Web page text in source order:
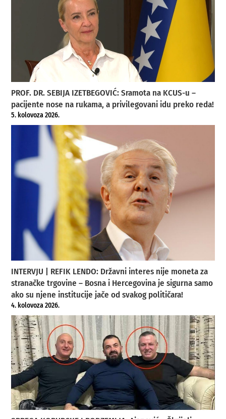
PROF. DR. SEBIJA IZETBEGOVIĆ: Sramota na KCUS-u –
pacijente nose na rukama, a privilegovani idu preko reda!
5. kolovoza 2026.
INTERVJU | REFIK LENDO: Državni interes nije moneta za
stranačke trgovine – Bosna i Hercegovina je sigurna samo
ako su njene institucije jače od svakog političara!
4. kolovoza 2026.